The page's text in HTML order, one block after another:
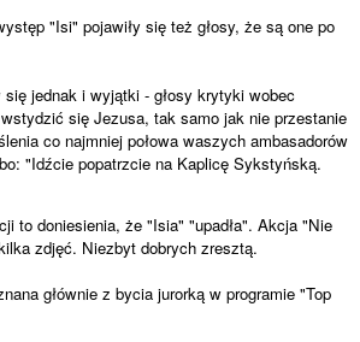
"Isi" pojawiły się też głosy, że są one po
jednak i wyjątki - głosy krytyki wobec
się Jezusa, tak samo jak nie przestanie
co najmniej połowa waszych ambasadorów
"Idźcie popatrzcie na Kaplicę Sykstyńską.
to doniesienia, że "Isia" "upadła". Akcja "Nie
zdjęć. Niezbyt dobrych zresztą.
głównie z bycia jurorką w programie "Top